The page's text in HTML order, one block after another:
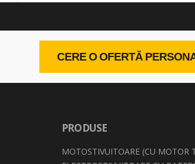
CERE O OFERTĂ
PRODUSE
MOTOSTIVUITOARE (CU MOTOR